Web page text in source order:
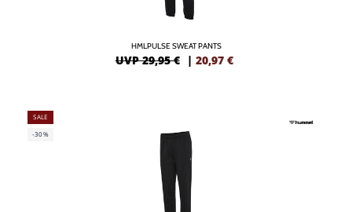
HMLPULSE SWEAT PANTS
UVP 29,95 € | 20,97 €
SALE
-30%